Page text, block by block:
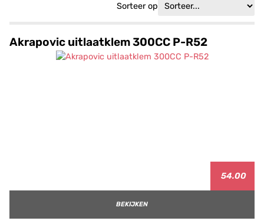
Sorteer op
Akrapovic uitlaatklem 300CC P-R52
54.00
BEKIJKEN